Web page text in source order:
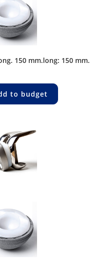
150 mm.long: 150 mm.
to budget